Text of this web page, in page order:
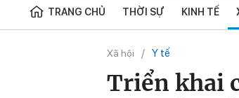
TRANG CHỦ THỜI SỰ KINH TẾ
Xã hội Y tế
Triển khai